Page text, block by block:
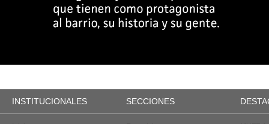
INSTITUCIONALES SECCIONES